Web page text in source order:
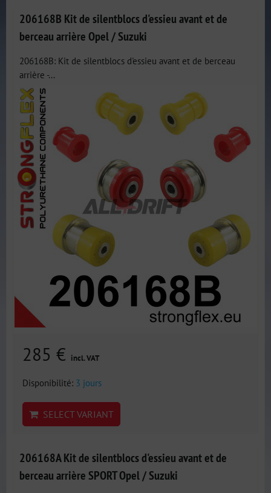
206168B Kit de silentblocs d'essieu avant et de
berceau arrière Opel / Suzuki
206168B: Kit de silentblocs d'essieu avant et de berceau
arrière -...
285 € incl. VAT
Disponibilité: 3 jours
SELECT VARIANT
206168A Kit de silentblocs d'essieu avant et de
berceau arrière SPORT Opel / Suzuki